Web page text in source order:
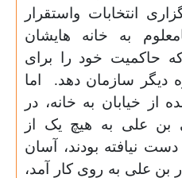
انتخابات واستقرار
به خانه هایشان
حاکمیت خود را برای
دیگر سازمان دهد.
اما
از خیابان به خانه، در
بن علی به هیچ یک از
نیافته بودند، آسان
بن علی به روی کار آمد،